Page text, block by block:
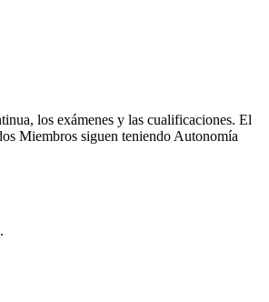
los exámenes y las cualificaciones. El
Miembros siguen teniendo Autonomía